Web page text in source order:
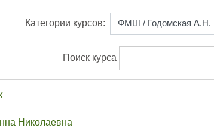
Категории курсов:
Поиск курса
Николаевна